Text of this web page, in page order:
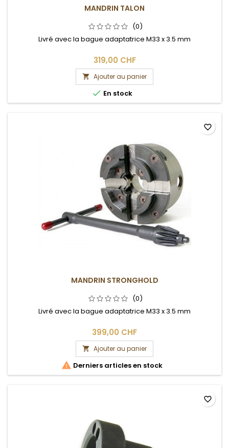
MANDRIN TALON
(0)
Livré avec la bague adaptatrice M33 x 3.5 mm
319,00 CHF
 Ajouter au panier
 En stock
MANDRIN STRONGHOLD
(0)
Livré avec la bague adaptatrice M33 x 3.5 mm
399,00 CHF
 Ajouter au panier
 Derniers articles en stock
favorite_border
favorite_border